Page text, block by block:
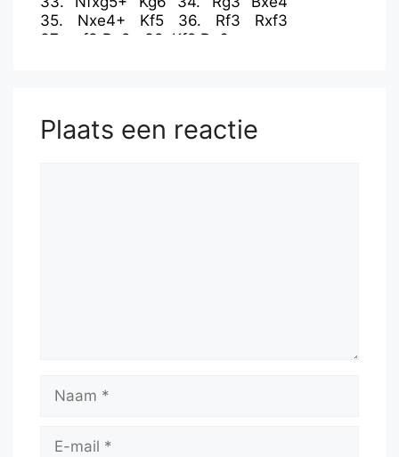
35. Nxe4+ Kf5 36. Rf3
Rxf3
37.
gxf3 Rg8+ 38. Kf2 Rg6
Plaats een reactie
Naam